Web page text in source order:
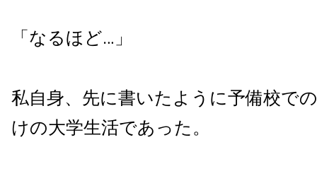
「なるほど…」
私自身、先に書いたように予備校で
けの大学生活であった。